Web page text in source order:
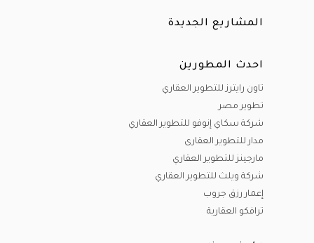
المشاريع الجديدة
احدث المطورين
تاون رايترز للتطوير العقاري
تطوير مصر
شركة سكاي إنوفو للتطوير العقاري
مدار للتطوير العقارى
مارجينز للتطوير العقاري
شركة ويلث للتطوير العقاري
إعمار رزق جروب
ترافكو العقارية